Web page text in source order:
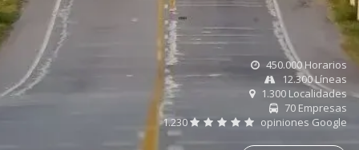
450.000 Horarios
12.300 Líneas
1.300 Localidades
70 Empresas
1.230
opiniones Google